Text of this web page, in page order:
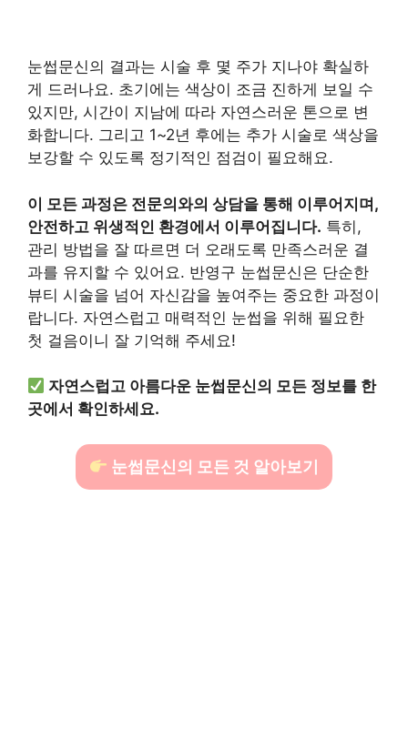
눈썹문신의 결과는 시술 후 몇 주가 지나야 확실하
게 드러나요. 초기에는 색상이 조금 진하게 보일 수
있지만, 시간이 지남에 따라 자연스러운 톤으로 변
화합니다. 그리고 1~2년 후에는 추가 시술로 색상을
보강할 수 있도록 정기적인 점검이 필요해요.
이 모든 과정은 전문의와의 상담을 통해 이루어지며,
안전하고 위생적인 환경에서 이루어집니다. 특히,
관리 방법을 잘 따르면 더 오래도록 만족스러운 결
과를 유지할 수 있어요. 반영구 눈썹문신은 단순한
뷰티 시술을 넘어 자신감을 높여주는 중요한 과정이
랍니다. 자연스럽고 매력적인 눈썹을 위해 필요한
첫 걸음이니 잘 기억해 주세요!
자연스럽고 아름다운 눈썹문신의 모든 정보를 한
곳에서 확인하세요.
눈썹문신의 모든 것 알아보기